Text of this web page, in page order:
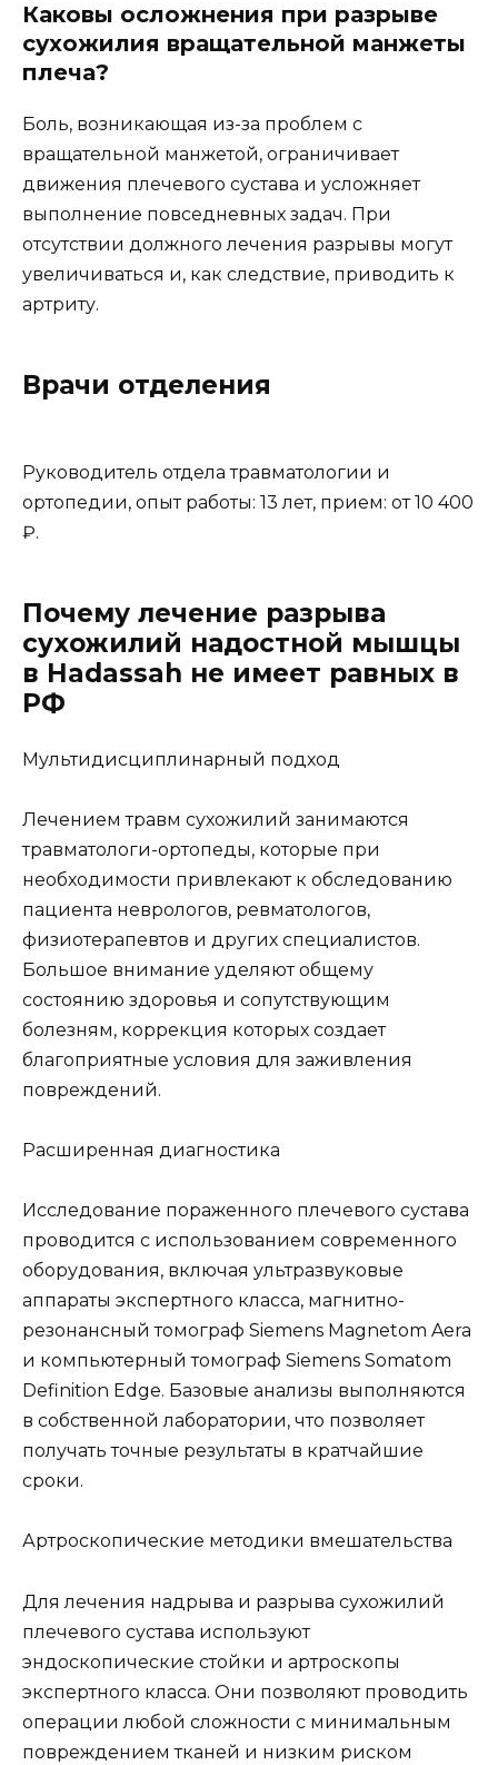
Каковы осложнения при разрыве
сухожилия вращательной манжеты
плеча?
Боль, возникающая из-за проблем с
вращательной манжетой, ограничивает
движения плечевого сустава и усложняет
выполнение повседневных задач. При
отсутствии должного лечения разрывы могут
увеличиваться и, как следствие, приводить к
артриту.
Врачи отделения
Руководитель отдела травматологии и
ортопедии, опыт работы: 13 лет, прием: от 10 400
₽.
Почему лечение разрыва
сухожилий надостной мышцы
в Hadassah не имеет равных в
РФ
Мультидисциплинарный подход
Лечением травм сухожилий занимаются
травматологи-ортопеды, которые при
необходимости привлекают к обследованию
пациента неврологов, ревматологов,
физиотерапевтов и других специалистов.
Большое внимание уделяют общему
состоянию здоровья и сопутствующим
болезням, коррекция которых создает
благоприятные условия для заживления
повреждений.
Расширенная диагностика
Исследование пораженного плечевого сустава
проводится с использованием современного
оборудования, включая ультразвуковые
аппараты экспертного класса, магнитно-
резонансный томограф Siemens Magnetom Aera
и компьютерный томограф Siemens Somatom
Definition Edge. Базовые анализы выполняются
в собственной лаборатории, что позволяет
получать точные результаты в кратчайшие
сроки.
Артроскопические методики вмешательства
Для лечения надрыва и разрыва сухожилий
плечевого сустава используют
эндоскопические стойки и артроскопы
экспертного класса. Они позволяют проводить
операции любой сложности с минимальным
повреждением тканей и низким риском